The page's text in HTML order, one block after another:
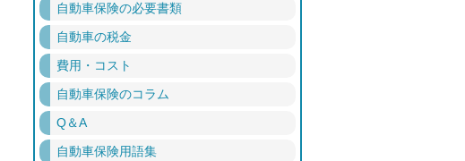
自動車保険の必要書類
自動車の税金
費用・コスト
自動車保険のコラム
Q＆A
自動車保険用語集